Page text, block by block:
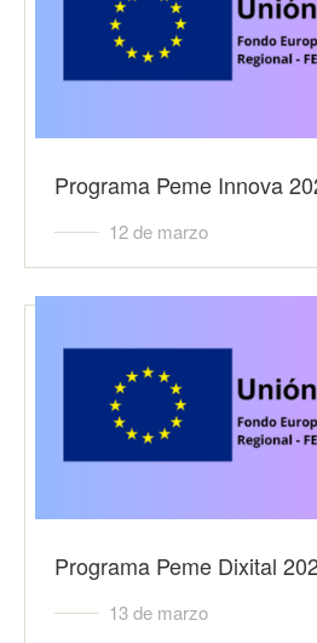
Programa Peme Innova
12 de marzo
Programa Peme Dixital
13 de marzo